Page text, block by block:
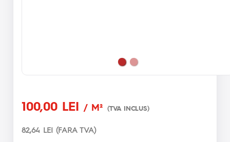
100,00 LEI / M² (TVA INCLUS)
82,64 LEI (FARA TVA)